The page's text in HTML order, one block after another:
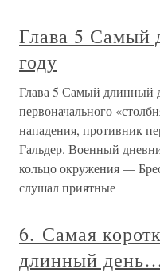
Глава 5 Самый
году
Глава 5 Самый длинный
первоначального
нападения, противник
Гальдер. Военный
кольцо окружения —
слушал приятные
6. Самая
длинный